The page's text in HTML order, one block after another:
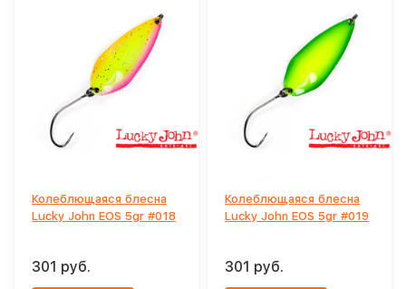
Колеблющаяся блесна
Lucky John EOS 5gr #018
301 руб.
Колеблющаяся блесна
Lucky John EOS 5gr #019
301 руб.